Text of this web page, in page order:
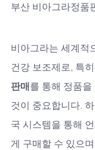
부산 비아그라정품
비아그라는 세계적
건강 보조제로, 특히
판매를 통해 정품
것이 중요합니다.
국 시스템을 통해
게 구매할 수 있으